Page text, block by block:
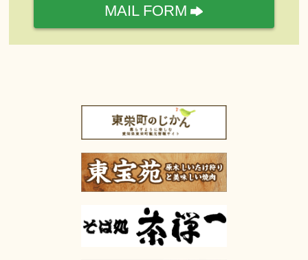
MAIL FORM